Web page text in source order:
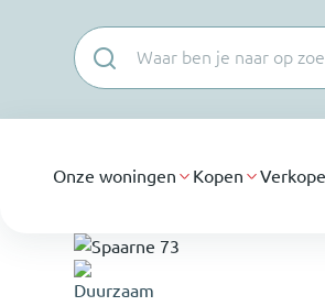
Onze woningen Kopen